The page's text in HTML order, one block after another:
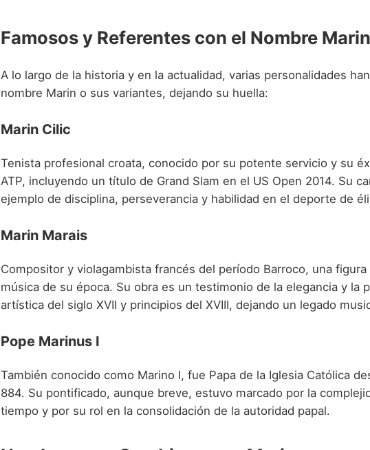
Famosos y Referentes con el Nombre Marin
A lo largo de la historia y en la actualidad, varias personalidades
nombre Marin o sus variantes, dejando su huella:
Marin Cilic
Tenista profesional croata, conocido por su potente servicio y su
ATP, incluyendo un título de Grand Slam en el US Open 2014. Su
ejemplo de disciplina, perseverancia y habilidad en el deporte de
Marin Marais
Compositor y violagambista francés del período Barroco, una
música de su época. Su obra es un testimonio de la elegancia y la
artística del siglo XVII y principios del XVIII, dejando un legado
Pope Marinus I
También conocido como Marino I, fue Papa de la Iglesia Católica
884. Su pontificado, aunque breve, estuvo marcado por la
tiempo y por su rol en la consolidación de la autoridad papal.